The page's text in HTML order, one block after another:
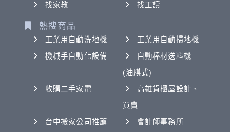
找家教
找工讀
熱搜商品
工業用自動洗地機
工業用自動掃地機
機械手自動化設備
自動棒材送料機
(油膜式)
收購二手家電
高雄貨櫃屋設計、
買賣
台中搬家公司推薦
會計師事務所